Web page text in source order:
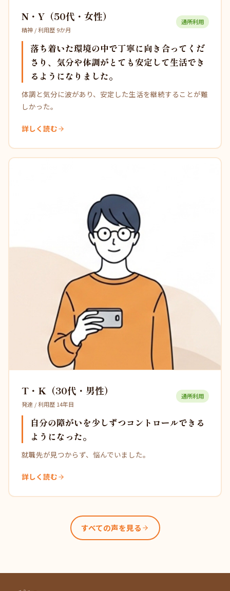
N・Y（50代・女性）
精神 / 利用歴 9か月
通所利用
落ち着いた環境の中で丁寧に向き合ってくだ
さり、気分や体調がとても安定して生活でき
るようになりました。
体調と気分に波があり、安定した生活を継続することが難
しかった。
詳しく読む
T・K（30代・男性）
発達 / 利用歴 14年目
通所利用
自分の障がいを少しずつコントロールできる
ようになった。
就職先が見つからず、悩んでいました。
詳しく読む
すべての声を見る